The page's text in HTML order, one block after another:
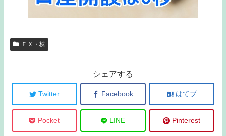
ＦＸ・株
シェアする
Twitter Facebook はてブ
Pocket LINE Pinterest